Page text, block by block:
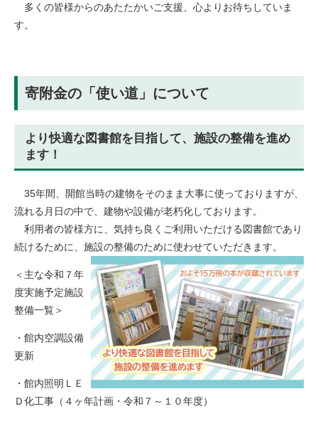
多くの皆様からのあたたかいご支援、心よりお待ちしていま
す。
寄附金の「使い道」について
より快適な図書館を目指して、施設の整備を進め
ます！
35年間、開館当時の建物をそのまま大事に使っておりますが、
流れる月日の中で、建物や設備が老朽化しております。
利用者の皆様方に、気持ち良くご利用いただける図書館であり
続けるために、施設の整備のために使わせていただきます。
＜主な令和７年
度実施予定施設
整備一覧＞
・館内空調設備
更新
・館内照明ＬＥ
Ｄ化工事（４ヶ年計画・令和７～１０年度）